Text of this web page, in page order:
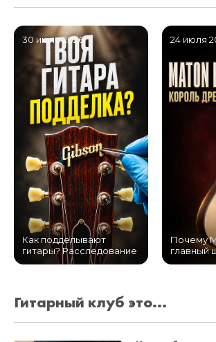
30 июля 2026
Как подделывают
гитары? Расследование
24 июля
Почему
главный
Гитарный клуб это...